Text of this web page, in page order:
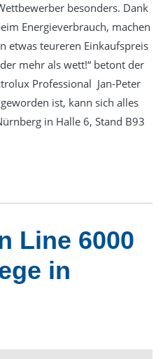
besonders. Dank
Energieverbrauch, machen
etwas teureren Einkaufspreis
mehr als wett!“ betont der
Professional Jan-Peter
ist, kann sich alles
in Halle 6, Stand B93
Line 6000
in